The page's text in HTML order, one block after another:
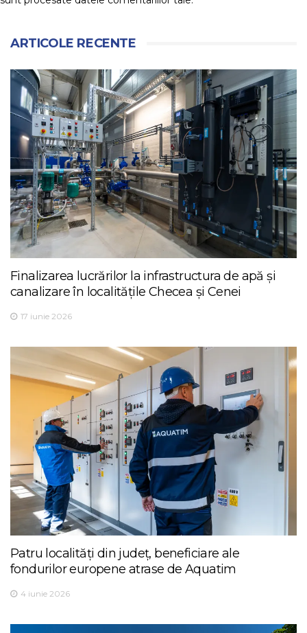
ARTICOLE RECENTE
Finalizarea lucrărilor la infrastructura de apă și
canalizare în localitățile Checea și Cenei
17 iunie 2026
Patru localități din județ, beneficiare ale
fondurilor europene atrase de Aquatim
4 iunie 2026